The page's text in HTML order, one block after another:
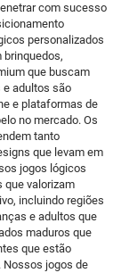
com sucesso
personalizados
que buscam
adultos são
e plataformas de
no mercado. Os
tanto
que levam em
jogos lógicos
que valorizam
incluindo regiões
e adultos que
maduros que
que estão
Nossos jogos de